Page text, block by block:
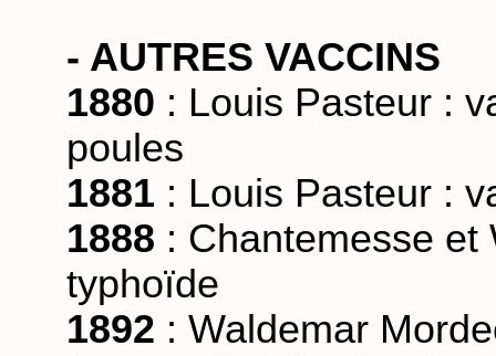
- AUTRES VACCINS
1880 : Louis Pasteur :
poules
1881 : Louis Pasteur :
1888 : Chantemesse et
typhoïde
1892 : Waldemar